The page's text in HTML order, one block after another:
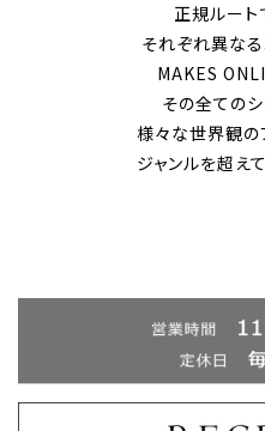
正規ルー
それぞれ異な
MAKES
その全ての
様々な世界観の
ジャンルを超え